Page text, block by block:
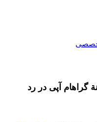
گراهام آپی در رد